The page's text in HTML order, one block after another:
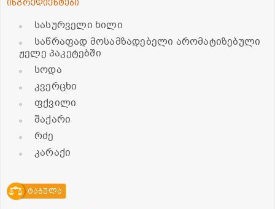
ინგრედიენტები
სასურველი ხილი
საწრაფად მოსამზადებელი არომატიზებული
ჟელე პაკეტებში
სოდა
კვერცხი
ფქვილი
შაქარი
რძე
კარაქი
ტაბულა